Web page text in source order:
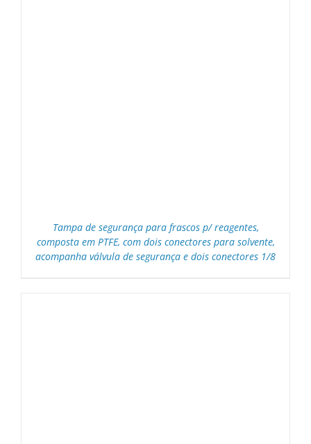
Tampa de segurança para frascos p/ reagentes,
composta em PTFE, com dois conectores para solvente,
acompanha válvula de segurança e dois conectores 1/8